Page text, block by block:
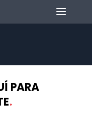
PARA
.